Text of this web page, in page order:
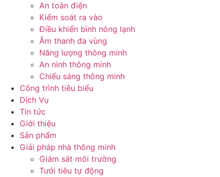
An toàn điện
Kiểm soát ra vào
Điều khiển bình nóng lạnh
Âm thanh đa vùng
Năng lượng thông minh
An ninh thông minh
Chiếu sáng thông minh
Công trình tiêu biểu
Dịch Vụ
Tin tức
Giới thiệu
Sản phẩm
Giải pháp nhà thông minh
Giám sát môi trường
Tưới tiêu tự động